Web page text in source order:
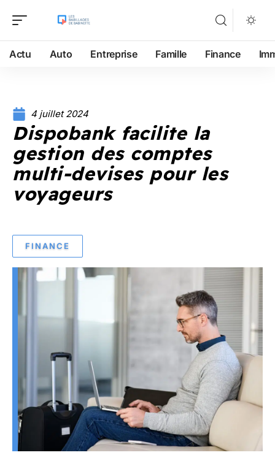
Actu Auto Entreprise Famille Finance
4 juillet 2024
Dispobank facilite la
gestion des comptes
multi-devises pour les
voyageurs
FINANCE